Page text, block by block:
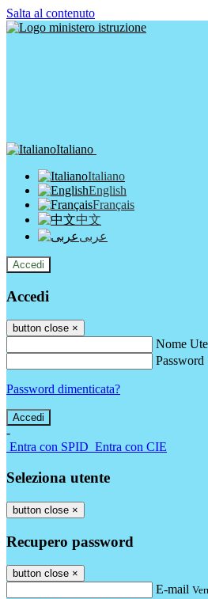
Salta al contenuto
Italiano
Italiano
English
Français
中文
عربى
Accedi
Accedi
button close ×
Nome
Password
Password dimenticata?
-
Entra con SPID Entra con CIE
Seleziona utente
button close ×
Recupero password
button close ×
E-mail